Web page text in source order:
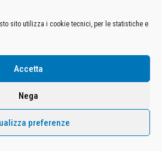
sito utilizza i cookie tecnici, per le statistiche e
Accetta
Nega
preferenze